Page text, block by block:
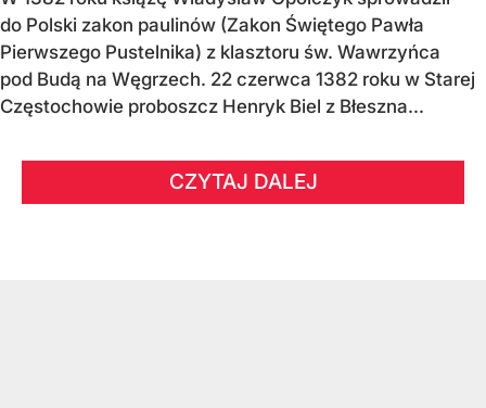
do Polski zakon paulinów (Zakon Świętego Pawła
Pierwszego Pustelnika) z klasztoru św. Wawrzyńca
pod Budą na Węgrzech. 22 czerwca 1382 roku w Starej
Częstochowie proboszcz Henryk Biel z Błeszna...
CZYTAJ DALEJ